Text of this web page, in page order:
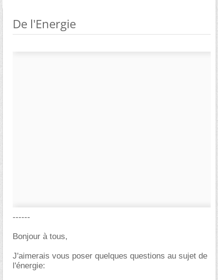
De l'Energie
------
Bonjour à tous,
J'aimerais vous poser quelques questions au sujet de
l'énergie: